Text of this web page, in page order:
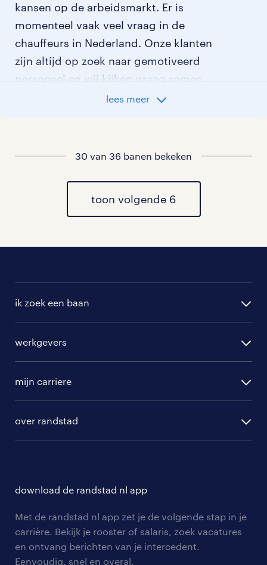
kansen op de arbeidsmarkt. Er is
momenteel vaak veel vraag in de
chauffeurs in Nederland. Onze klanten
zijn altijd op zoek naar gemotiveerd
personeel en wij kijken graag samen
met je naar de organisatie die het beste
lees meer
30 van 36 banen bekeken
toon volgende 6
ik zoek een baan
randstad professional
werkgevers
hr-diensten
tarieven
personeel gezocht
aanmelden nieuwsbrief
mijn carriere
solliciteren
blogs en artikelen
salarischecker
over randstad
onze vestigingen
pers
download de randstad nl app
Met de randstad nl app zet je de volgende stap in je
carrière. Bekijk je rooster of salaris, zoek vacatures
en ontvang berichten van je intercedent.
Eenvoudig, snel en overal.